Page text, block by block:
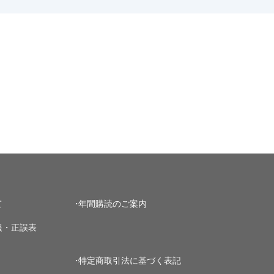
年間購読のご案内
正誤表
特定商取引法に基づく表記